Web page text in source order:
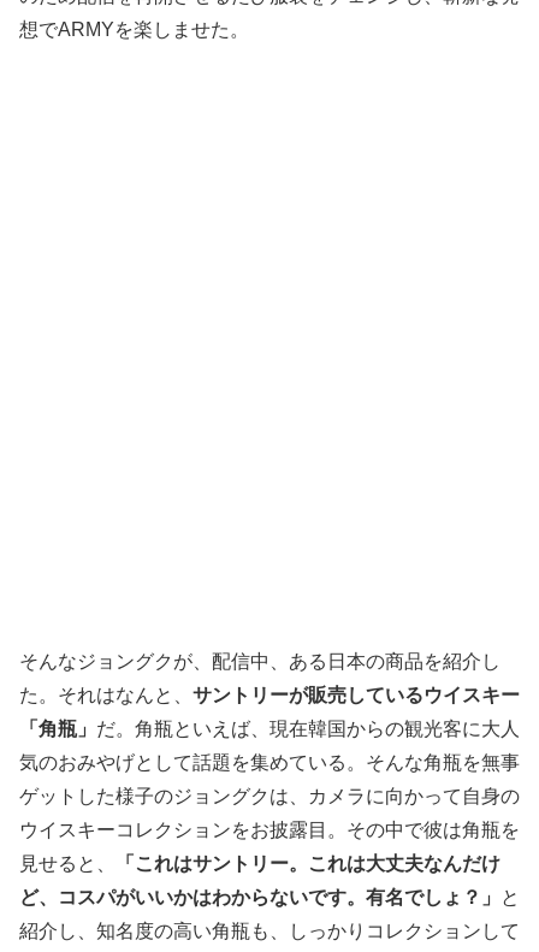
想でARMYを楽しませた。
そんなジョングクが、配信中、ある日本の商品を紹介し
た。それはなんと、 サントリーが販売しているウイスキー
「角瓶」 だ。角瓶といえば、現在韓国からの観光客に大人
気のおみやげとして話題を集めている。そんな角瓶を無事
ゲットした様子のジョングクは、カメラに向かって自身の
ウイスキーコレクションをお披露目。その中で彼は角瓶を
見せると、
「これはサントリー。これは大丈夫なんだけ
ど、コスパがいいかはわからないです。有名でしょ？」
と
紹介し、知名度の高い角瓶も、しっかりコレクションして